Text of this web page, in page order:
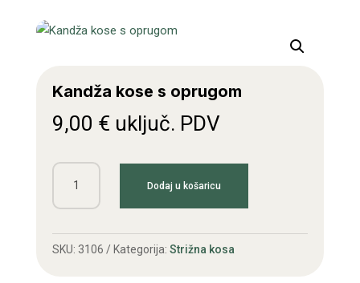
Kandža kose s oprugom
9,00 € uključ. PDV
Kandža
kose
oprugom
količina
Dodaj u košaricu
SKU: 3106 Kategorija: Strižna kosa